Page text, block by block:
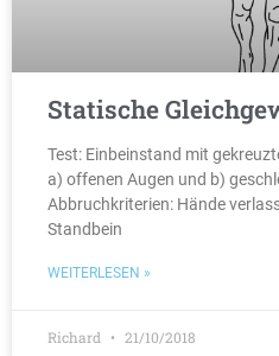
Statische
Test: Einbeinstand mit
a) offenen Augen und b)
Abbruchkriterien: Hände
Standbein
WEITERLESEN »
Richard 21/10/2018